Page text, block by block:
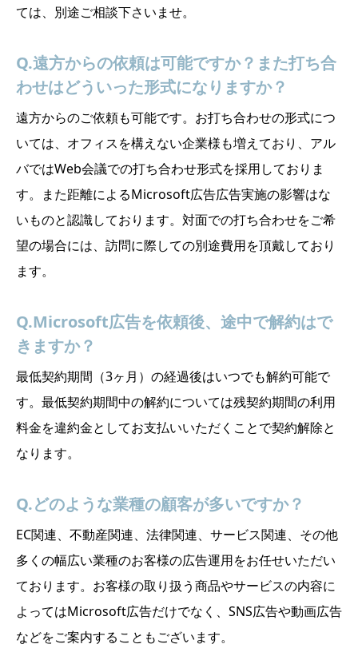
ては、別途ご相談下さいませ。
Q.遠方からの依頼は可能ですか？また打ち合
わせはどういった形式になりますか？
遠方からのご依頼も可能です。お打ち合わせの形式につ
いては、オフィスを構えない企業様も増えており、アル
バではWeb会議での打ち合わせ形式を採用しておりま
す。また距離によるMicrosoft広告広告実施の影響はな
いものと認識しております。対面での打ち合わせをご希
望の場合には、訪問に際しての別途費用を頂戴しており
ます。
Q.Microsoft広告を依頼後、途中で解約はで
きますか？
最低契約期間（3ヶ月）の経過後はいつでも解約可能で
す。最低契約期間中の解約については残契約期間の利用
料金を違約金としてお支払いいただくことで契約解除と
なります。
Q.どのような業種の顧客が多いですか？
EC関連、不動産関連、法律関連、サービス関連、その他
多くの幅広い業種のお客様の広告運用をお任せいただい
ております。お客様の取り扱う商品やサービスの内容に
よってはMicrosoft広告だけでなく、SNS広告や動画広告
などをご案内することもございます。